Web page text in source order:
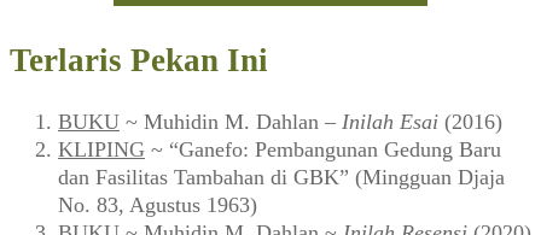
Terlaris Pekan Ini
BUKU ~ Muhidin M. Dahlan – Inilah Esai (2016)
KLIPING ~ “Ganefo: Pembangunan Gedung Baru
dan Fasilitas Tambahan di GBK” (Mingguan Djaja
No. 83, Agustus 1963)